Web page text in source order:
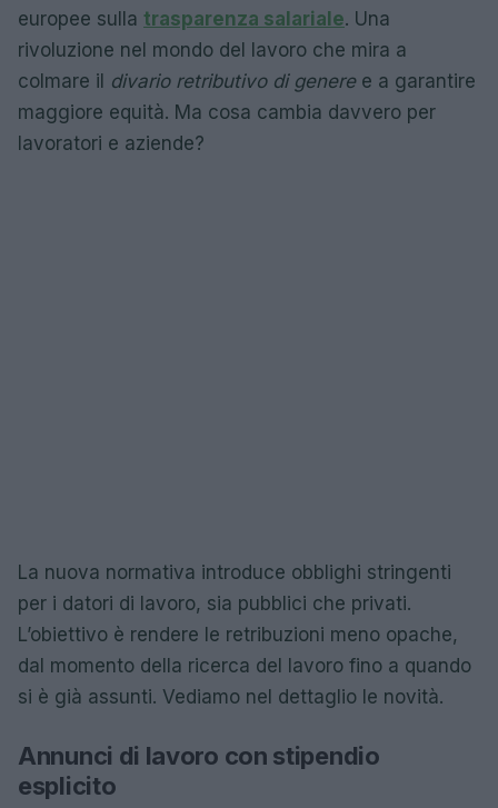
europee sulla trasparenza salariale. Una
rivoluzione nel mondo del lavoro che mira a
colmare il divario retributivo di generee a garantire
maggiore equità. Ma cosa cambia davvero per
lavoratori e aziende?
La nuova normativa introduce obblighi stringenti
per i datori di lavoro, sia pubblici che privati.
L’obiettivo è rendere le retribuzioni meno opache,
dal momento della ricerca del lavoro fino a quando
si è già assunti. Vediamo nel dettaglio le novità.
Annunci di lavoro con stipendio
esplicito